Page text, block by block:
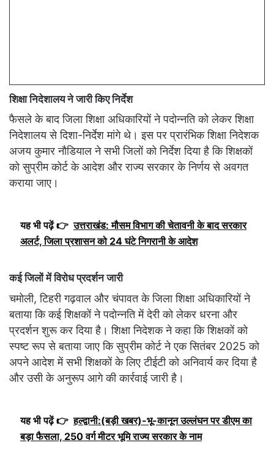
शिक्षा निदेशालय ने जारी किए निर्देश
फैसले के बाद जिला शिक्षा अधिकारियों ने पदोन्नति को लेकर शिक्षा
निदेशालय से दिशा-निर्देश मांगे थे। इस पर प्रारंभिक शिक्षा निदेशक
अजय कुमार नौडियाल ने सभी जिलों को निर्देश दिया है कि शिक्षकों
को सुप्रीम कोर्ट के आदेश और राज्य सरकार के निर्णय से अवगत
कराया जाए।
यह भी पढ़ें 👉 उत्तराखंड: मौसम विभाग की चेतावनी के बाद सरकार
अलर्ट, जिला प्रशासन को 24 घंटे निगरानी के आदेश
कई जिलों में विरोध प्रदर्शन जारी
चमोली, टिहरी गढ़वाल और चंपावत के जिला शिक्षा अधिकारियों ने
बताया कि कई शिक्षकों ने पदोन्नति में देरी को लेकर धरना और
प्रदर्शन शुरू कर दिया है। शिक्षा निदेशक ने कहा कि शिक्षकों को
स्पष्ट रूप से बताया जाए कि सुप्रीम कोर्ट ने एक सितंबर 2025 को
अपने आदेश में सभी शिक्षकों के लिए टीईटी को अनिवार्य कर दिया है
और उसी के अनुरूप आगे की कार्रवाई जारी है।
यह भी पढ़ें 👉 हल्द्वानी:(बड़ी खबर)-भू-कानून उल्लंघन पर डीएम का
बड़ा फैसला, 250 वर्ग मीटर भूमि राज्य सरकार के नाम